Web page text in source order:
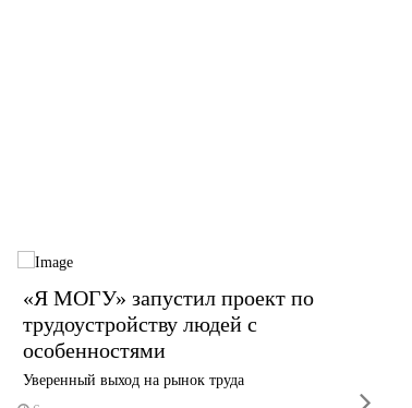
«Я МОГУ» запустил проект по
трудоустройству людей с
особенностями
Уверенный выход на рынок труда